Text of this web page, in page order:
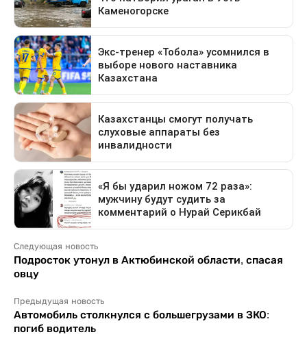
Следующая новость
Подросток утонул в Актюбинской области, спасая
овцу
Предыдущая новость
Автомобиль столкнулся с большегрузами в ЗКО:
погиб водитель